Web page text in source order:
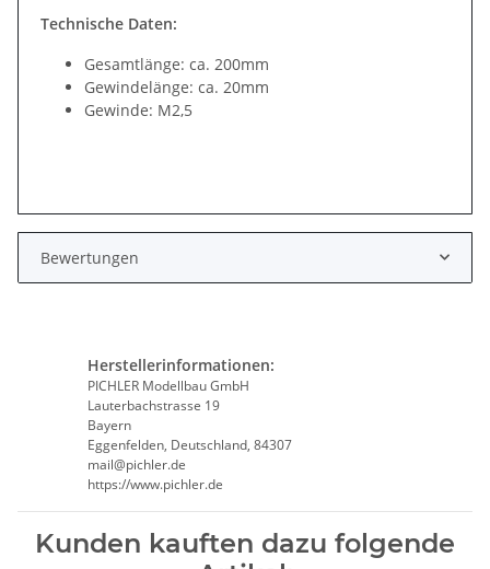
Technische Daten:
Gesamtlänge: ca. 200mm
Gewindelänge: ca. 20mm
Gewinde: M2,5
Bewertungen
Herstellerinformationen:
PICHLER Modellbau GmbH
Lauterbachstrasse 19
Bayern
Eggenfelden, Deutschland, 84307
mail@pichler.de
https://www.pichler.de
Kunden kauften dazu folgende